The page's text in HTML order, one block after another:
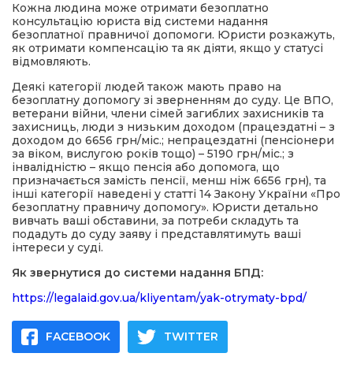
Кожна людина може отримати безоплатно
консультацію юриста від системи надання
безоплатної правничої допомоги. Юристи розкажуть,
як отримати компенсацію та як діяти, якщо у статусі
відмовляють.
Деякі категорії людей також мають право на
безоплатну допомогу зі зверненням до суду. Це ВПО,
ветерани війни, члени сімей загиблих захисників та
захисниць, люди з низьким доходом (працездатні – з
доходом до 6656 грн/міс.; непрацездатні (пенсіонери
за віком, вислугою років тощо) – 5190 грн/міс.; з
інвалідністю – якщо пенсія або допомога, що
призначається замість пенсії, менш ніж 6656 грн), та
інші категорії наведені у статті 14 Закону України «Про
безоплатну правничу допомогу». Юристи детально
вивчать ваші обставини, за потреби складуть та
подадуть до суду заяву і представлятимуть ваші
інтереси у суді.
Як звернутися до системи надання БПД:
https://legalaid.gov.ua/kliyentam/yak-otrymaty-bpd/
FACEBOOK TWITTER